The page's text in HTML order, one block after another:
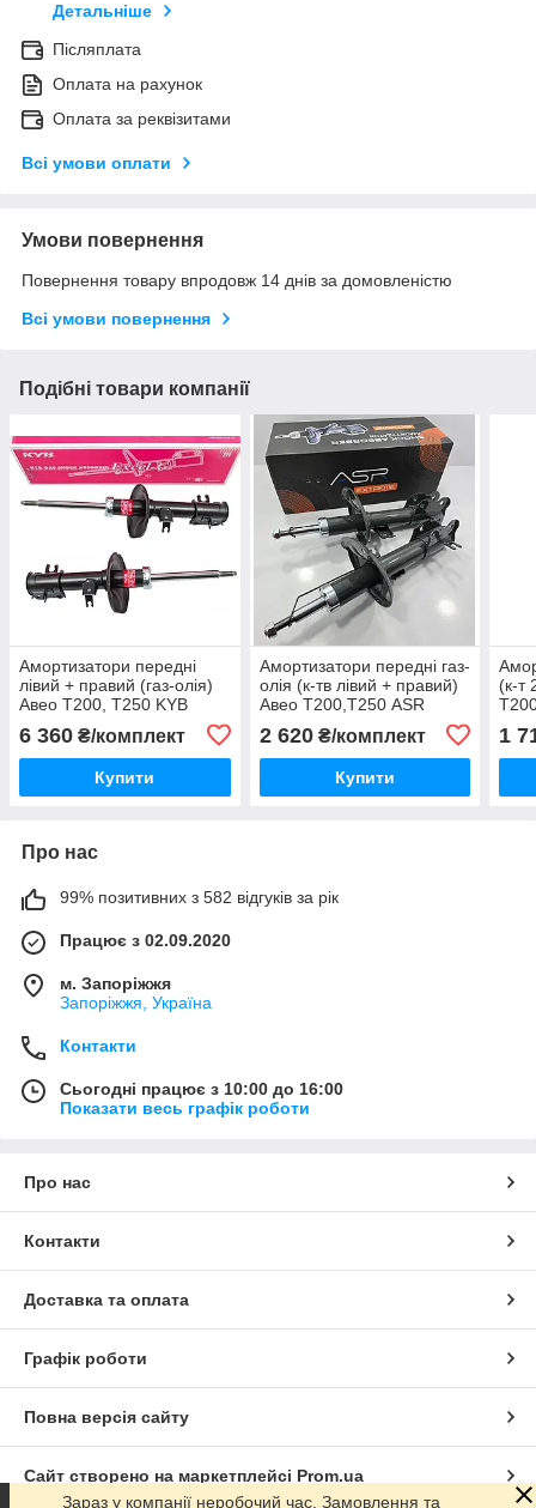
Детальніше
Післяплата
Оплата на рахунок
Оплата за реквізитами
Всі умови оплати
Умови повернення
Повернення товару впродовж 14 днів за домовленістю
Всі умови повернення
Подібні товари компанії
Амортизатори передні
лівий + правий (газ-олія)
Авео Т200, Т250 KYB
6 360 ₴/комплект
Купити
Амортизатори передні газ-
олія (к-тв лівий + правий)
Авео Т200,Т250 ASR
2 620₴/комплект
Купити
(к-т
1
Про нас
99% позитивних з 582 відгуків за рік
Працює з 02.09.2020
м. Запоріжжя
Запоріжжя, Україна
Контакти
Сьогодні працює з 10:00 до 16:00
Показати весь графік роботи
Про нас
Контакти
Доставка та оплата
Графік роботи
Повна версія сайту
Сайт створено на маркетплейсі Prom.ua
Зараз у компанії неробочий час. Замовлення та